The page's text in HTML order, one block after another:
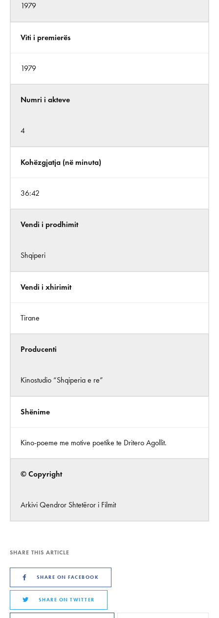
1979
Viti i premierës
1979
Numri i akteve
4
Kohëzgjatja (në minuta)
36:42
Vendi i prodhimit
Shqiperi
Vendi i xhirimit
Tirane
Producenti
Kinostudio “Shqiperia e re”
Shënime
Kino-poeme me motive poetike te Dritero Agollit.
© Copyright
Arkivi Qendror Shtetëror i Filmit
SHARE THIS ARTICLE
SHARE ON FACEBOOK
SHARE ON TWITTER